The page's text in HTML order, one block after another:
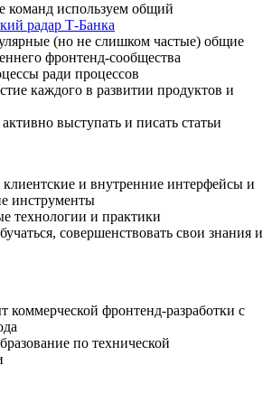
команд используем общий
радар Т-Банка
(но не слишком частые) общие
фронтенд-сообщества
ради процессов
каждого в развитии продуктов и
выступать и писать статьи
клиентские и внутренние интерфейсы и
инструменты
технологии и практики
совершенствовать свои знания и
коммерческой фронтенд-разработки с
по технической